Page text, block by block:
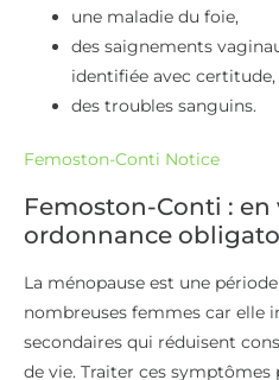
une maladie du foie,
des saignements
identifiée avec certitude,
des troubles sanguins.
Femoston-Conti Notice
Femoston-Conti :
ordonnance
La ménopause est une
nombreuses femmes car elle
secondaires qui réduisent
de vie. Traiter ces